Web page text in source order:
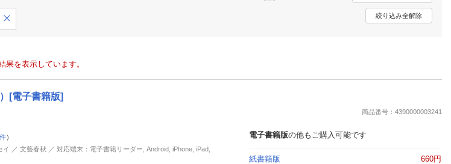
動画配信ガイド
推し楽
絞り込み全解除
を表示しています。
[電子書籍版]
商品番号：4390000003241
）
／ 文藝春秋 ／ 対応端末：電子書籍リーダー, Android, iPhone, iPad,
電子書籍版の他もご購入可能です
紙書籍版 660円